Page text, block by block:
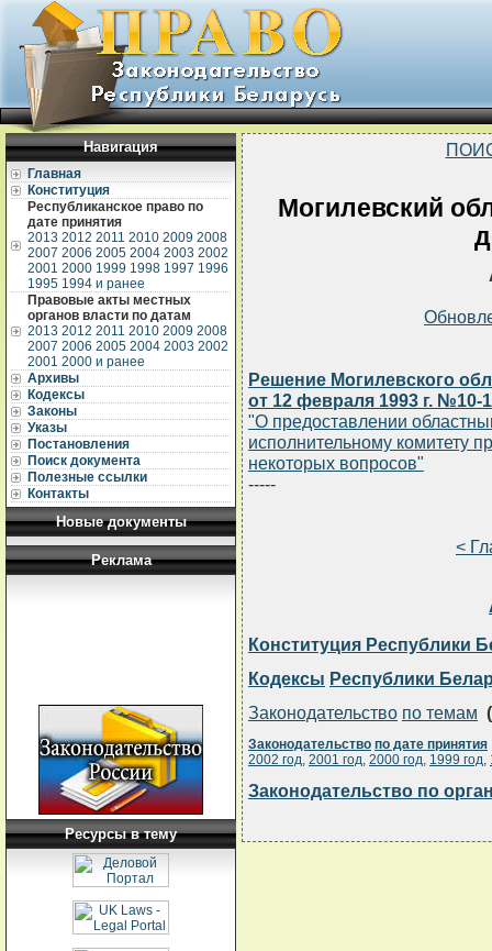
Навигация
Главная
Конституция
Республиканское право по
дате принятия
2013 2012 2011 2010 2009 2008
2007 2006 2005 2004 2003 2002
2001 2000 1999 1998 1997 1996
1995 1994 и ранее
Правовые акты местных
органов власти по датам
2013 2012 2011 2010 2009 2008
2007 2006 2005 2004 2003 2002
2001 2000 и ранее
Архивы
Кодексы
Законы
Указы
Постановления
Поиск документа
Полезные ссылки
Контакты
Новые документы
Реклама
Ресурсы в тему
Могилевский
Решение Могилевского
от 12 февраля 1993 г. №10-
"О предоставлении
исполнительному комитету
некоторых вопросов"
-----
<
Конституция Республики
Кодексы Республики
Законодательство по темам (
Законодательство по дате принятия
2002 год, 2001 год, 2000 год, 1999 год,
Законодательство по